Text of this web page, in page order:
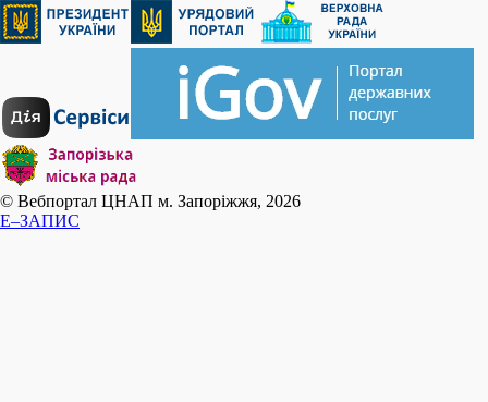
© Вебпортал ЦНАП м. Запоріжжя, 2026
E–ЗАПИС